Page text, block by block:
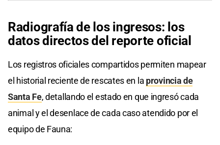
Radiografía de los ingresos: los
datos directos del reporte oficial
Los registros oficiales compartidos permiten mapear
el historial reciente de rescates en la provincia de
Santa Fe, detallando el estado en que ingresó cada
animal y el desenlace de cada caso atendido por el
equipo de Fauna: